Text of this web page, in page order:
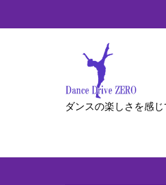
ダンスの楽しさを感じ